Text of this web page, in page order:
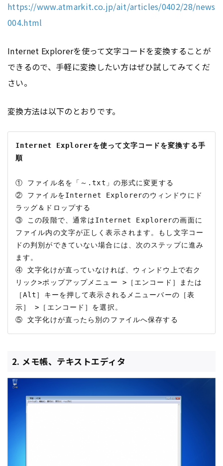
https://www.atmarkit.co.jp/ait/articles/0402/28/news
004.html
Internet Explorerを使って文字コードを変換することが
できるので、手軽に変換したい方はぜひ試してみてくだ
さい。
変換方法は以下のとおりです。
Internet Explorerを使って文字コードを変換する手
順
① ファイル名を「～.txt」の形式に変更する
② ファイルをInternet Explorerのウィンドウにド
ラッグ＆ドロップする
③ この段階で、通常はInternet Explorerの画面に
ファイル内の文字が正しく表示されます。もし文字コー
ドの判別ができていない場合には、次のステップに進み
ます。
④ 文字化けが直っていなければ、ウィンドウ上で右ク
リック>ポップアップメニュー >［エンコード］または
［Alt］キーを押して表示されるメニューバーの［表
示］ >［エンコード］を選択。
2. メモ帳、テキストエディタ